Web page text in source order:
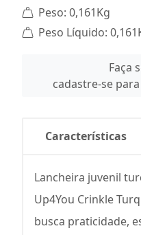
Peso: 0,161Kg
Peso Líquido:
Faça
cadastre-se
Características
Lancheira juvenil
Up4You Crinkle
busca praticidade,